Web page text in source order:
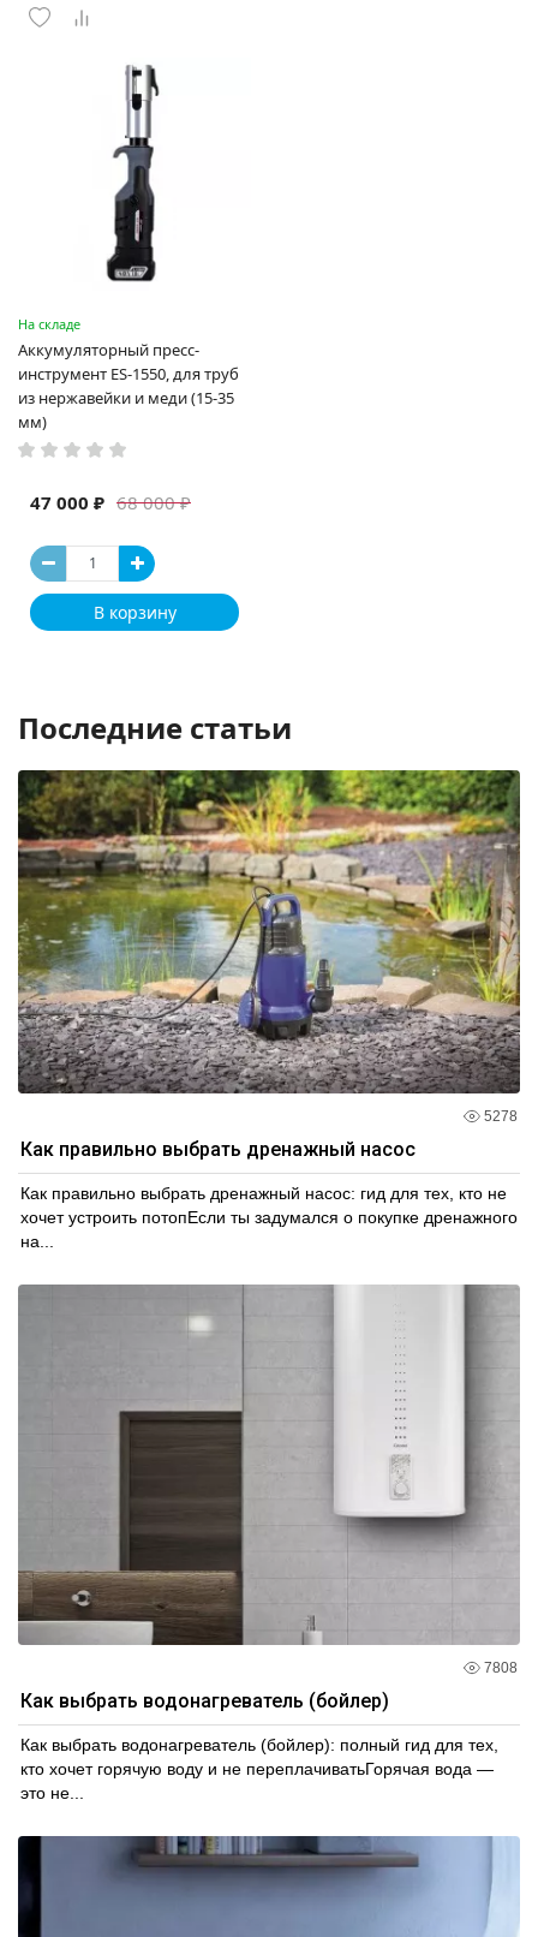
На складе
Аккумуляторный пресс-
инструмент ES-1550, для труб
из нержавейки и меди (15-35
мм)
68 000 ₽
47 000 ₽
В корзину
Последние статьи
5278
Как правильно выбрать дренажный насос
Как правильно выбрать дренажный насос: гид для тех, кто не
хочет устроить потопЕсли ты задумался о покупке дренажного
на...
7808
Как выбрать водонагреватель (бойлер)
Как выбрать водонагреватель (бойлер): полный гид для тех,
кто хочет горячую воду и не переплачиватьГорячая вода —
это не...